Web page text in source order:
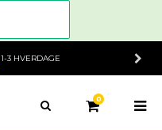
1-3 HVERDAGE
0